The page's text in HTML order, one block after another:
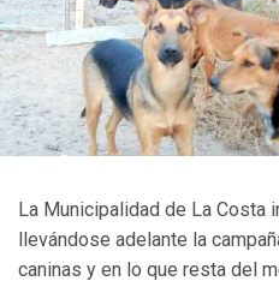
La Municipalidad de La Costa
llevándose adelante la
caninas y en lo que resta del